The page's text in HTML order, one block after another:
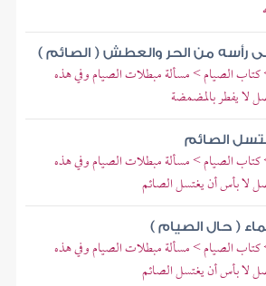
رأسه من الحر والعطش ( الصائم )
كتاب الصيام > مسألة مبطلات الصيام وفي هذه
لا يفطر بالمضمضة
الصائم
كتاب الصيام > مسألة مبطلات الصيام وفي هذه
لا بأس أن يغتسل الصائم
( حال الصيام )
كتاب الصيام > مسألة مبطلات الصيام وفي هذه
لا بأس أن يغتسل الصائم